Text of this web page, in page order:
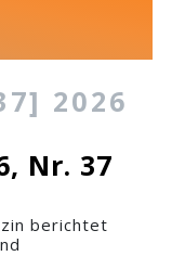
2026
Nr. 37
berichtet